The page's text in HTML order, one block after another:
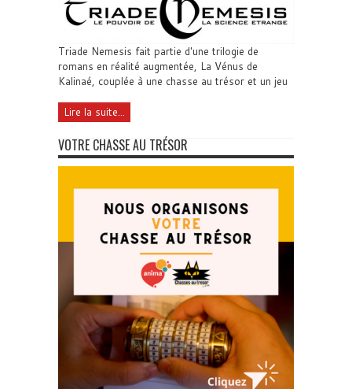
Triade Nemesis fait partie d'une trilogie de
romans en réalité augmentée, La Vénus de
Kalinaé, couplée à une chasse au trésor et un jeu
Lire la suite...
VOTRE CHASSE AU TRÉSOR